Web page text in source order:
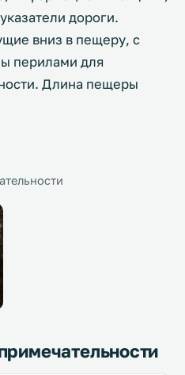
дороги.
вниз в пещеру, с
перилами для
Длина пещеры